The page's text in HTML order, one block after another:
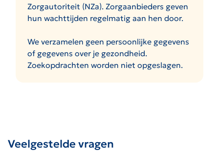
Zorgautoriteit (NZa). Zorgaanbieders geven
hun wachttijden regelmatig aan hen door.
We verzamelen geen persoonlijke gegevens
of gegevens over je gezondheid.
Zoekopdrachten worden niet opgeslagen.
Veelgestelde vragen